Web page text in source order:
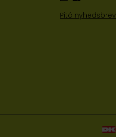
Pitó nyhedsbrev